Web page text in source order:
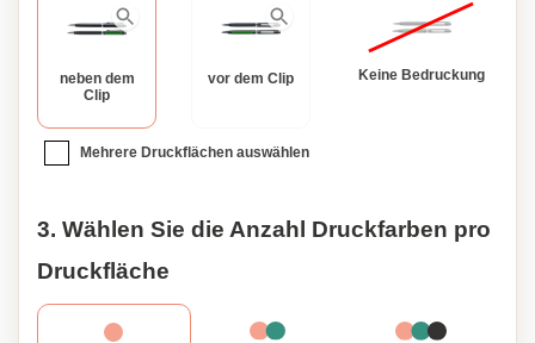
Nachricht auf den Stift oder Bleistift eingravieren, um ein
einzigartiges und unvergessliches Andenken zu schaffen.
Mit seiner außergewöhnlichen Handwerkskunst und den
personalisierbaren Optionen ist dieses Stifte-Set die
neben dem
Clip
vor dem Clip Keine Bedruckung
Mehrere Druckflächen auswählen
3. Wählen Sie die Anzahl Druckfarben pro
Druckfläche